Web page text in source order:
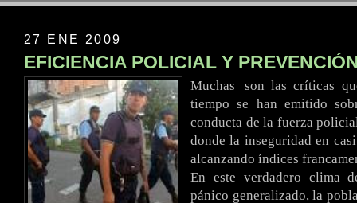
27 ENE 2009
EFICIENCIA POLICIAL Y
Muchas ..son .las .críticas
tiempo se han emitido
conducta de la fuerza
donde la inseguridad en
alcanzando índices
En este verdadero clima
pánico generalizado, la